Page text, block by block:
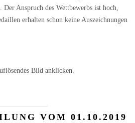
Anspruch des Wettbewerbs ist hoch,
erhalten schon keine Auszeichnungen
Bild anklicken.
VOM 01.10.2019